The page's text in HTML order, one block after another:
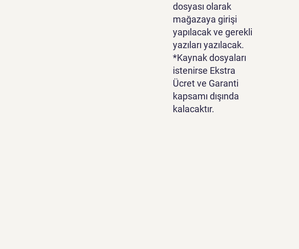
dosyası olarak
mağazaya girişi
yapılacak ve gerekli
yazıları yazılacak.
*Kaynak dosyaları
istenirse Ekstra
Ücret ve Garanti
kapsamı dışında
kalacaktır.